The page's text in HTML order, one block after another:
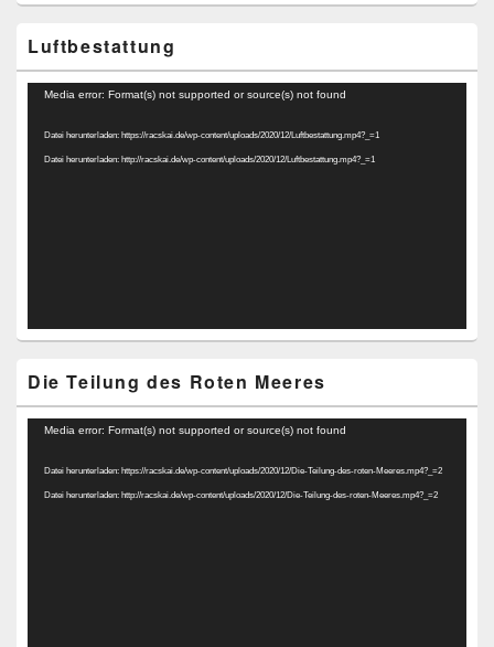
Luftbestattung
Video-
Media error: Format(s) not supported or source(s) not found
Datei herunterladen: https://racskai.de/wp-content/uploads/2020/12/Luftbestattung.mp4?_=1
Datei herunterladen: http://racskai.de/wp-content/uploads/2020/12/Luftbestattung.mp4?_=1
Die Teilung des Roten Meeres
Video-
Media error: Format(s) not supported or source(s) not found
Datei herunterladen: https://racskai.de/wp-content/uploads/2020/12/Die-Teilung-des-roten-Meeres.mp4?_=2
Datei herunterladen: http://racskai.de/wp-content/uploads/2020/12/Die-Teilung-des-roten-Meeres.mp4?_=2